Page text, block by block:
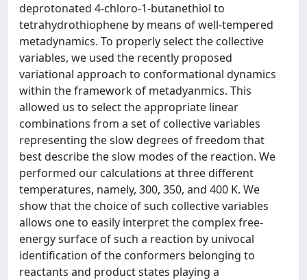
deprotonated 4-chloro-1-butanethiol to
tetrahydrothiophene by means of well-tempered
metadynamics. To properly select the collective
variables, we used the recently proposed
variational approach to conformational dynamics
within the framework of metadyanmics. This
allowed us to select the appropriate linear
combinations from a set of collective variables
representing the slow degrees of freedom that
best describe the slow modes of the reaction. We
performed our calculations at three different
temperatures, namely, 300, 350, and 400 K. We
show that the choice of such collective variables
allows one to easily interpret the complex free-
energy surface of such a reaction by univocal
identification of the conformers belonging to
reactants and product states playing a